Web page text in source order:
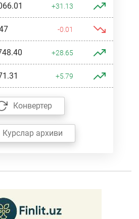
+31.13
-0.01
+28.65
+5.79
Конвертер
Курслар архиви